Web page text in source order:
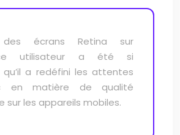
des écrans Retina sur
utilisateur a été si
qu’il a redéfini les attentes
en matière de qualité
sur les appareils mobiles.